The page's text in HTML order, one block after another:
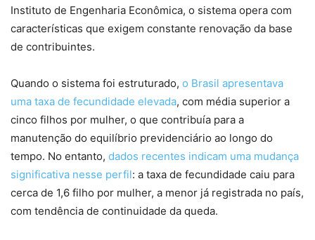
Instituto de Engenharia Econômica, o sistema opera com
características que exigem constante renovação da base
de contribuintes.
Quando o sistema foi estruturado, o Brasil apresentava
uma taxa de fecundidade elevada, com média superior a
cinco filhos por mulher, o que contribuía para a
manutenção do equilíbrio previdenciário ao longo do
tempo. No entanto, dados recentes indicam uma mudança
significativa nesse perfil: a taxa de fecundidade caiu para
cerca de 1,6 filho por mulher, a menor já registrada no país,
com tendência de continuidade da queda.